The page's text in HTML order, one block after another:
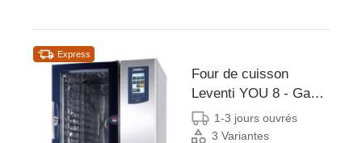
Express
Four de cuisson
Leventi YOU 8 - Gaz
21kW - 8x/10x/11x EN
60x40, GN, Système
1-3 jours ouvrés
3 Variantes